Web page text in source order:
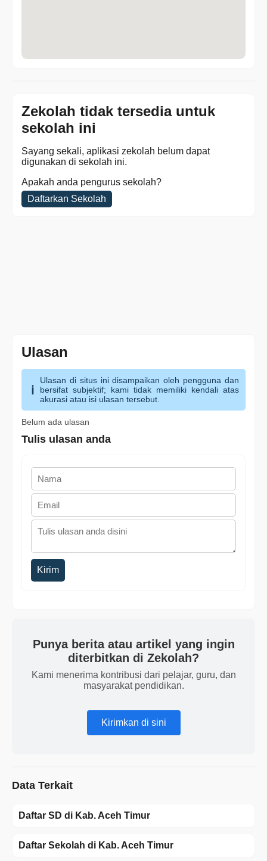
Zekolah tidak tersedia untuk
sekolah ini
Sayang sekali, aplikasi zekolah belum dapat
digunakan di sekolah ini.
Apakah anda pengurus sekolah?
Daftarkan Sekolah
Ulasan
Ulasan di situs ini disampaikan oleh pengguna dan
bersifat subjektif; kami tidak memiliki kendali atas
akurasi atau isi ulasan tersebut.
Belum ada ulasan
Tulis ulasan anda
Kirim
Punya berita atau artikel yang ingin
diterbitkan di Zekolah?
Kami menerima kontribusi dari pelajar, guru, dan
masyarakat pendidikan.
Kirimkan di sini
Data Terkait
Daftar SD di Kab. Aceh Timur
Daftar Sekolah di Kab. Aceh Timur